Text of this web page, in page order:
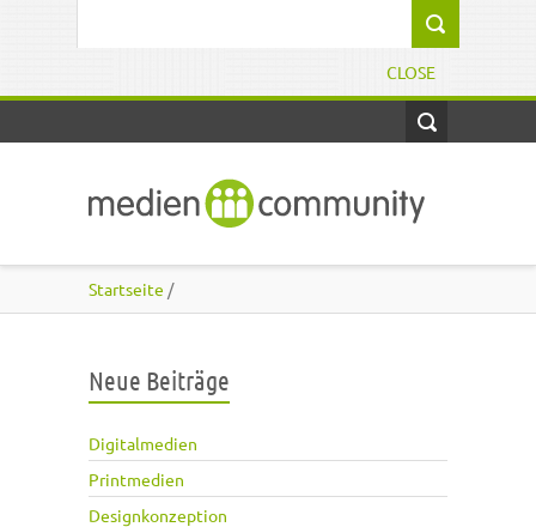
CLOSE
Startseite /
Neue Beiträge
Digitalmedien
Printmedien
Designkonzeption